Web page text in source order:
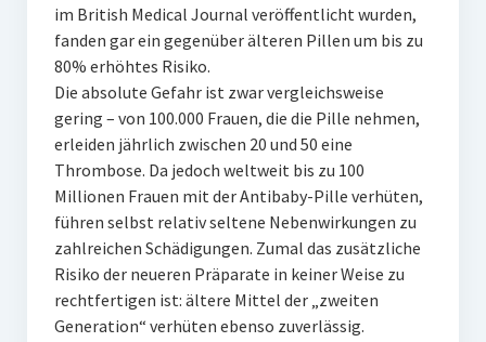
im British Medical Journal veröffentlicht wurden,
fanden gar ein gegenüber älteren Pillen um bis zu
80% erhöhtes Risiko.
Die absolute Gefahr ist zwar vergleichsweise
gering – von 100.000 Frauen, die die Pille nehmen,
erleiden jährlich zwischen 20 und 50 eine
Thrombose. Da jedoch weltweit bis zu 100
Millionen Frauen mit der Antibaby-Pille verhüten,
führen selbst relativ seltene Nebenwirkungen zu
zahlreichen Schädigungen. Zumal das zusätzliche
Risiko der neueren Präparate in keiner Weise zu
rechtfertigen ist: ältere Mittel der „zweiten
Generation“ verhüten ebenso zuverlässig.